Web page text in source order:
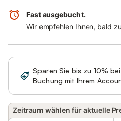
Fast ausgebucht.
Wir empfehlen Ihnen, bald
Sparen Sie bis zu 10%
Buchung mit Ihrem
Zeitraum wählen für aktuelle